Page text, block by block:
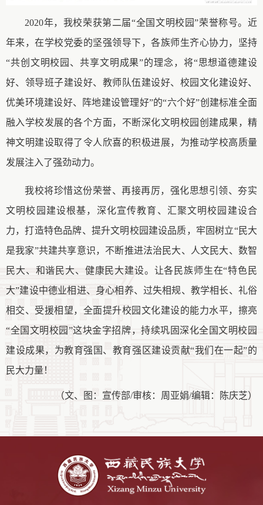
2020年，我校荣获第二届“全国文明校园”荣誉称号。近
年来，在学校党委的坚强领导下，各族师生齐心协力，坚持
“共创文明校园、共享文明成果”的理念，将“思想道德建设
好、领导班子建设好、教师队伍建设好、校园文化建设好、
优美环境建设好、阵地建设管理好”的“六个好”创建标准全面
融入学校发展的各个方面，不断深化文明校园创建成果，精
神文明建设取得了令人欣喜的积极进展，为推动学校高质量
发展注入了强劲动力。
我校将珍惜这份荣誉、再接再厉，强化思想引领、夯实
文明校园建设根基，深化宣传教育、汇聚文明校园建设合
力，打造特色品牌、提升文明校园建设品质，牢固树立“民大
是我家”共建共享意识，不断推进法治民大、人文民大、数智
民大、和谐民大、健康民大建设。让各民族师生在“特色民
大”建设中德业相进、身心相养、过失相规、教学相长、礼俗
相交、受援相望，全面提升校园文化建设的能力水平，擦亮
“全国文明校园”这块金字招牌，持续巩固深化全国文明校园
建设成果，为教育强国、教育强区建设贡献“我们在一起”的
民大力量！
（文、图：宣传部/审核：周亚娟/编辑：陈庆芝）